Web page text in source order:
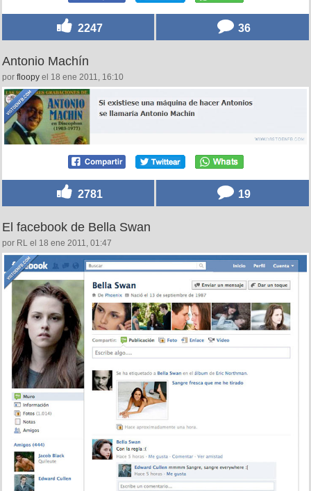
2247 36
Antonio Machín
por floopy el 18 ene 2011, 16:10
2781 19
El facebook de Bella Swan
por RL el 18 ene 2011, 01:47